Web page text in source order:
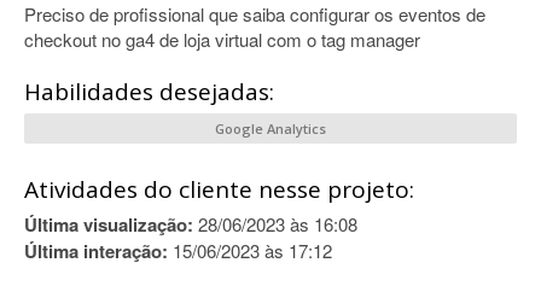
Preciso de profissional que saiba configurar os eventos de
checkout no ga4 de loja virtual com o tag manager
Habilidades desejadas:
Google Analytics
Atividades do cliente nesse projeto:
Última visualização: 28/06/2023 às 16:08
Última interação: 15/06/2023 às 17:12